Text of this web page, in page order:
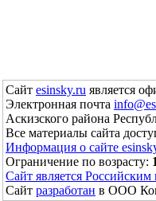
Сайт esinsky.ru является
Электронная почта
Аскизского района
Все материалы сайта
Информация о сайте
Ограничение по возрасту:
Сайт является
Сайт разработан в ООО